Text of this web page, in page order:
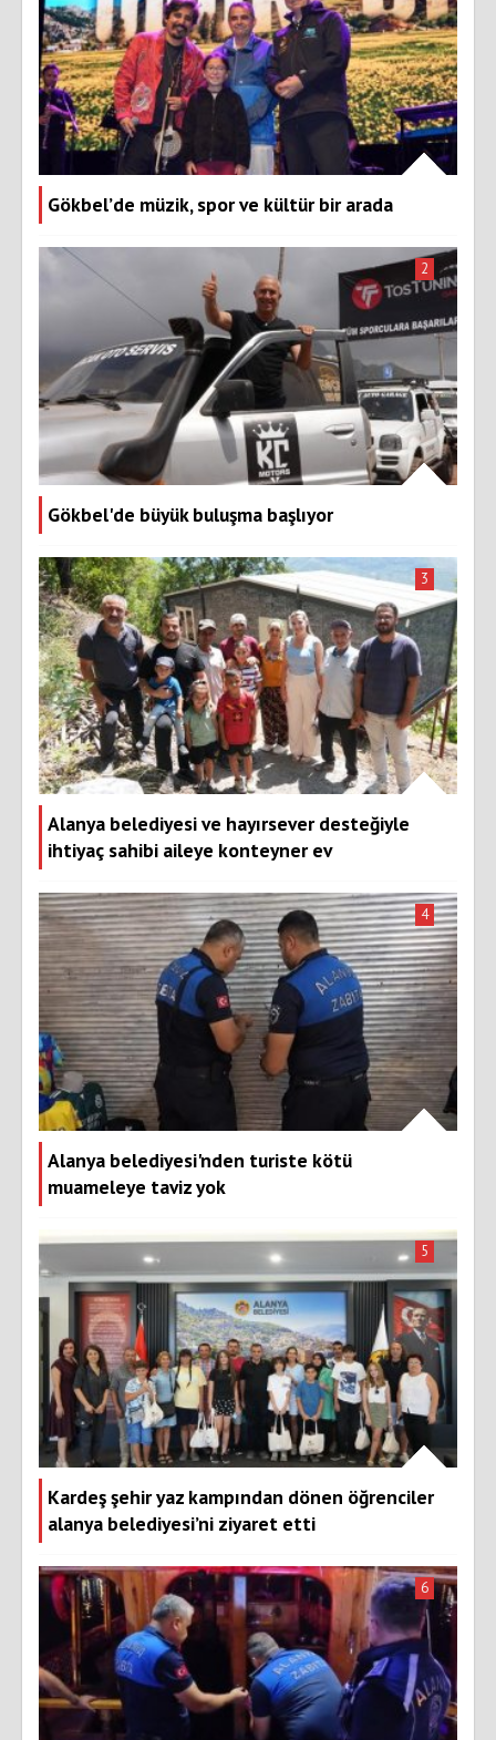
Gökbel’de müzik, spor ve kültür bir arada
Gökbel'de büyük buluşma başlıyor
2
Alanya belediyesi ve hayırsever desteğiyle
ihtiyaç sahibi aileye konteyner ev
3
Alanya belediyesi'nden turiste kötü
muameleye taviz yok
4
Kardeş şehir yaz kampından dönen öğrenciler
alanya belediyesi’ni ziyaret etti
5
6